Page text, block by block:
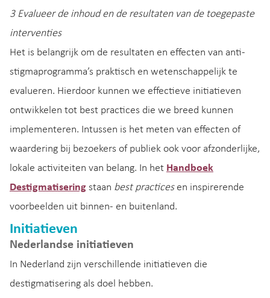
3 Evalueer de inhoud en de resultaten van de toegepaste
interventies
Het is belangrijk om de resultaten en effecten van anti-
stigmaprogramma’s praktisch en wetenschappelijk te
evalueren. Hierdoor kunnen we effectieve initiatieven
ontwikkelen tot best practices die we breed kunnen
implementeren. Intussen is het meten van effecten of
waardering bij bezoekers of publiek ook voor afzonderlijke,
lokale activiteiten van belang. In het Handboek
Destigmatisering staan best practicesen inspirerende
voorbeelden uit binnen- en buitenland.
Initiatieven
Nederlandse initiatieven
In Nederland zijn verschillende initiatieven die
destigmatisering als doel hebben.